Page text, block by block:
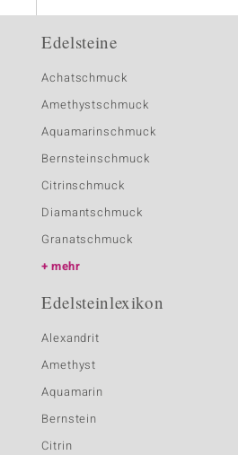
Edelsteine
Achatschmuck
Amethystschmuck
Aquamarinschmuck
Bernsteinschmuck
Citrinschmuck
Diamantschmuck
Granatschmuck
mehr
Edelsteinlexikon
Alexandrit
Amethyst
Aquamarin
Bernstein
Citrin